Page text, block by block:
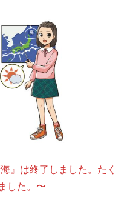
』は終了しました。たく
した。〜